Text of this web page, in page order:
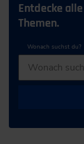
Entdecke
Themen.
Wonach suchst du?